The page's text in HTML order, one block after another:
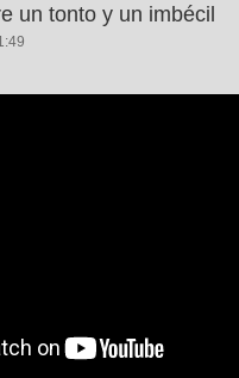
un tonto y un imbécil